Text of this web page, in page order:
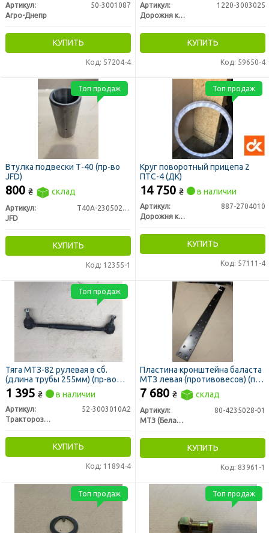
Артикул:
50-3001087
Агро-Днепр
КУПИТЬ
Код: 57204-4
Артикул:
1220-3003025
Дорожня карта
КУПИТЬ
Код: 59650-4
Втулка подвески Т-40 (пр-во
JFD)
800 ₴ склад
Артикул:
Т40А-2305022-Б
JFD
КУПИТЬ
Код: 12355-1
Топ продаж
Круг поворотный прицепа 2
ПТС-4 (ДК)
14 750 ₴ в наличии
Артикул:
887-2704010
Дорожня карта
КУПИТЬ
Код: 57111-4
Топ продаж
Тяга МТЗ-82 рулевая в сб.
(длина трубы 255мм) (пр-во
РЗТ г. Ромны)
1 395 ₴ в наличии
Артикул:
52-3003010А2
Тракторозапчасть г. Ромны
КУПИТЬ
Код: 11894-4
Топ продаж
Пластина кронштейна баласта
МТЗ левая (противовесов) (пр-
во МТЗ)
7 680 ₴ склад
Артикул:
80-4235028-01
МТЗ (Беларусь)
КУПИТЬ
Код: 83961-1
Топ продаж Топ продаж